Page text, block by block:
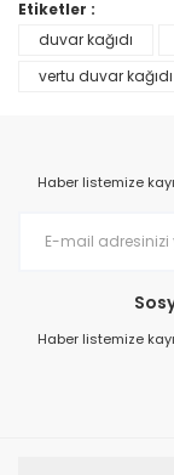
Etiketler :
duvar kağıdı
vertu duvar kağıdı
Haber listemize
Haber listemize